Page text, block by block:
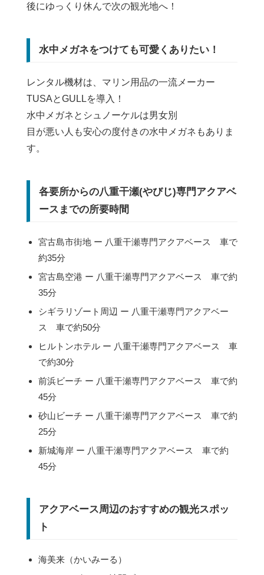
後にゆっくり休んで次の観光地へ！
水中メガネをつけても可愛くありたい！
レンタル機材は、マリン用品の一流メーカー
TUSAとGULLを導入！
水中メガネとシュノーケルは男女別
目が悪い人も安心の度付きの水中メガネもありま
す。
各要所からの八重干瀬(やびじ)専門アクアベ
ースまでの所要時間
宮古島市街地 ー 八重干瀬専門アクアベース 車で
約35分
宮古島空港 ー 八重干瀬専門アクアベース 車で約
35分
シギラリゾート周辺 ー 八重干瀬専門アクアベー
ス 車で約50分
ヒルトンホテル ー 八重干瀬専門アクアベース 車
で約30分
前浜ビーチ ー 八重干瀬専門アクアベース 車で約
45分
砂山ビーチ ー 八重干瀬専門アクアベース 車で約
25分
新城海岸 ー 八重干瀬専門アクアベース 車で約
45分
アクアベース周辺のおすすめの観光スポッ
ト
海美来（かいみーる）